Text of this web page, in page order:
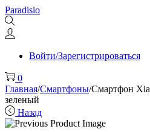
Перейти
к
навигации
Перейти
к
содержимому
Paradisio
Войти/Зарегистрироваться
0
Главная/Смартфоны/Смартфон
зеленый
Назад